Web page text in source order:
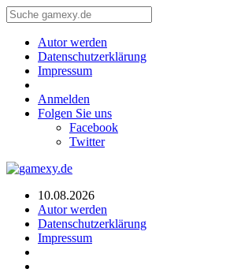
Autor werden
Datenschutzerklärung
Impressum
Anmelden
Folgen Sie uns
Facebook
Twitter
10.08.2026
Autor werden
Datenschutzerklärung
Impressum